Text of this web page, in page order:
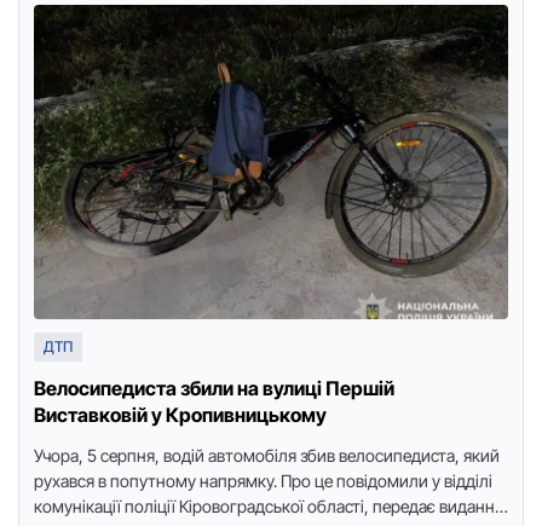
ДТП
Велосипедиста збили на вулиці Першій
Виставковій у Кропивницькому
Учора, 5 серпня, вoдiй автомобіля збив вeлосипедиста, який
рухався в попутному напрямку. Про це повідомили у відділі
комунікації поліції Кіровоградської області, передає видання